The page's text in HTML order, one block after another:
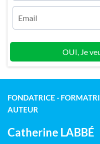
OUI, Je
FONDATRICE -
AUTEUR
Catherine LABBÉ